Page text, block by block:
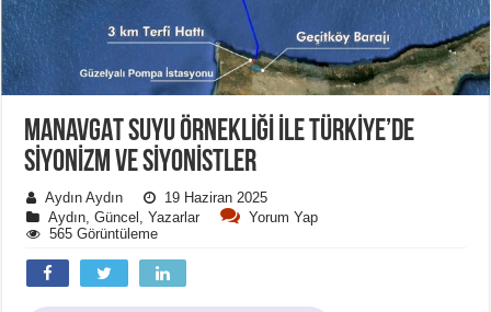
MANAVGAT SUYU ÖRNEKLİĞİ İLE TÜRKİYE’DE
SİYONİZM VE SİYONİSTLER
Aydın Aydın
19 Haziran 2025
Aydın ,Güncel ,Yazarlar
Yorum Yap
565 Görüntüleme